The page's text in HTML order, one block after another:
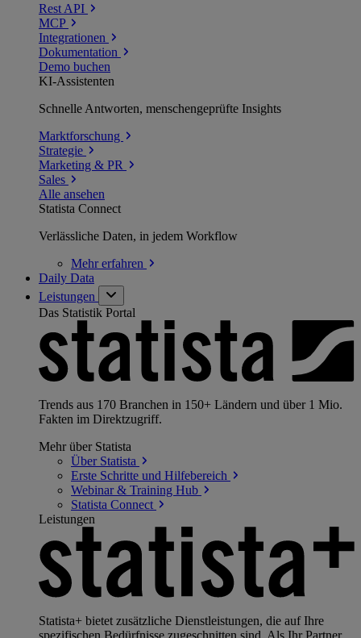
Rest API
MCP
Integrationen
Dokumentation
Demo buchen
KI-Assistenten
Schnelle Antworten, menschengeprüfte Insights
Marktforschung
Strategie
Marketing & PR
Sales
Alle ansehen
Statista Connect
Verlässliche Daten, in jedem Workflow
Mehrerfahren
Daily Data
Leistungen
Das Statistik Portal
Trends aus 170 Branchen in 150+ Ländern und über 1 Mio.
Fakten im Direktzugriff.
Mehr über Statista
Über Statista
Erste Schritte und Hilfebereich
Webinar & Training Hub
Statista Connect
Leistungen
Statista+ bietet zusätzliche Dienstleistungen, die auf Ihre
spezifischen Bedürfnisse zugeschnitten sind. Als Ihr Partner